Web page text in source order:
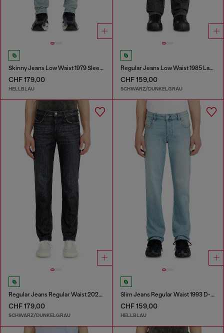
Skinny Jeans Low Waist 1979 Sleenker
CHF 179,00
HELLBLAU
Regular Jeans Low Waist 1985 Larkee
CHF 159,00
SCHWARZ/DUNKELGRAU
Regular Jeans Regular Waist 2023 D-Finitive
CHF 179,00
SCHWARZ/DUNKELGRAU
Slim Jeans Regular Waist 1993 D-Vyl
CHF 159,00
HELLBLAU